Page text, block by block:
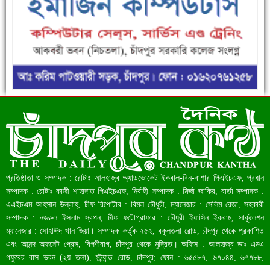
ফরিদগঞ্জে ড্রেন ও সড়ক নির্মাণে ধীরগতি জনদুর্ভোগ চরমে
রেকর্ড ৪৫.৪৬ বিলিয়ন ডলারের রিজার্ভ
প্রতিষ্ঠাতা ও সম্পাদক : রোটাঃ আলহাজ্ব অ্যাডভোকেট ইকবাল-বিন-বাশার পিএইচএফ, প্রধান
সম্পাদক : রোটাঃ কাজী শাহাদাত পিএইচএফ, নির্বাহী সম্পাদক : মির্জা জাকির, বার্তা সম্পাদক :
এএইচএম আহসান উল্লাহ্, চীফ রিপোর্টার : বিমল চৌধুরী, ম্যানেজার : সেলিম রেজা, সহকারী
সম্পাদক : নজরুল ইসলাম স্বপন, চীফ ফটোগ্রাফার : চৌধুরী ইয়াসিন ইকরাম, সার্কুলেশন
ম্যানেজার : সোহাঈদ খান জিয়া। সম্পাদক কর্তৃক ২৫২, বকুলতলা রোড, চাঁদপুর থেকে প্রকাশিত
এবং আনন্দ অফসেট প্রেস, বিপণীবাগ, চাঁদপুর থেকে মুদ্রিত। অফিস : আলহাজ্ব ডাঃ এমএ
গফুরের বাস ভবন (২য় তলা), স্ট্র্যান্ড রোড, চাঁদপুর; ফোন : ৬৫৫৮৭, ৬৭০৪৪, ৬৭৭৮৮,